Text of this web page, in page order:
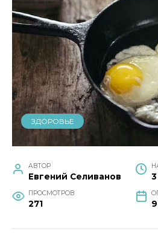
ЗДОРОВЬЕ
АВТОР
Евгений Селиванов
ПРОСМОТРОВ
271